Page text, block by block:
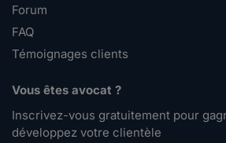
Forum
FAQ
Témoignages clients
Vous êtes avocat ?
Inscrivez-vous gratuitement pour
développez votre clientèle